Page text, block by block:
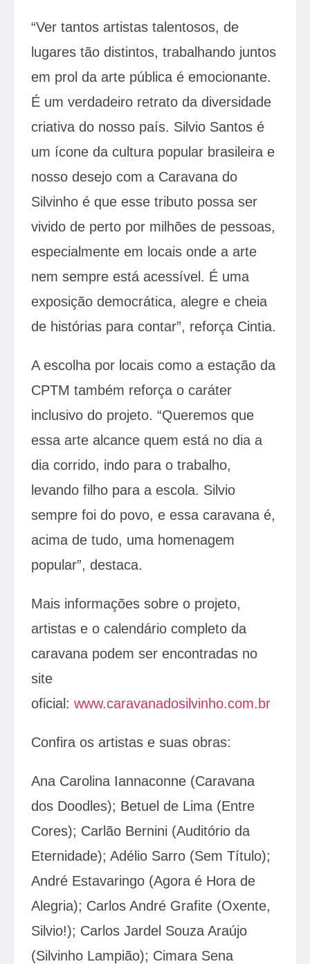
“Ver tantos artistas talentosos, de
lugares tão distintos, trabalhando juntos
em prol da arte pública é emocionante.
É um verdadeiro retrato da diversidade
criativa do nosso país. Silvio Santos é
um ícone da cultura popular brasileira e
nosso desejo com a Caravana do
Silvinho é que esse tributo possa ser
vivido de perto por milhões de pessoas,
especialmente em locais onde a arte
nem sempre está acessível. É uma
exposição democrática, alegre e cheia
de histórias para contar”, reforça Cintia.
A escolha por locais como a estação da
CPTM também reforça o caráter
inclusivo do projeto. “Queremos que
essa arte alcance quem está no dia a
dia corrido, indo para o trabalho,
levando filho para a escola. Silvio
sempre foi do povo, e essa caravana é,
acima de tudo, uma homenagem
popular”, destaca.
Mais informações sobre o projeto,
artistas e o calendário completo da
caravana podem ser encontradas no
site
oficial: www.caravanadosilvinho.com.br
Confira os artistas e suas obras:
Ana Carolina Iannaconne (Caravana
dos Doodles); Betuel de Lima (Entre
Cores); Carlão Bernini (Auditório da
Eternidade); Adélio Sarro (Sem Título);
André Estavaringo (Agora é Hora de
Alegria); Carlos André Grafite (Oxente,
Silvio!); Carlos Jardel Souza Araújo
(Silvinho Lampião); Cimara Sena